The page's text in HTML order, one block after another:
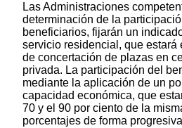
Las Administraciones
determinación de la
beneficiarios, fijarán un
servicio residencial, que estará
de concertación de plazas en
privada. La participación del
mediante la aplicación de un
capacidad económica, que
70 y el 90 por ciento de la
porcentajes de forma